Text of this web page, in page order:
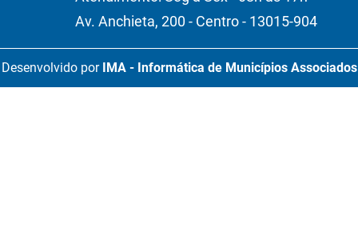
Av. Anchieta, 200 - Centro - 13015-904
Desenvolvido por IMA - Informática de Municípios Associados